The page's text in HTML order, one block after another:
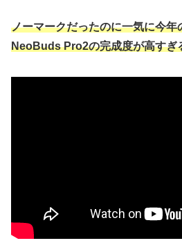
ノーマークだったのに一気に今年
NeoBuds Pro2の完成度が高すぎ